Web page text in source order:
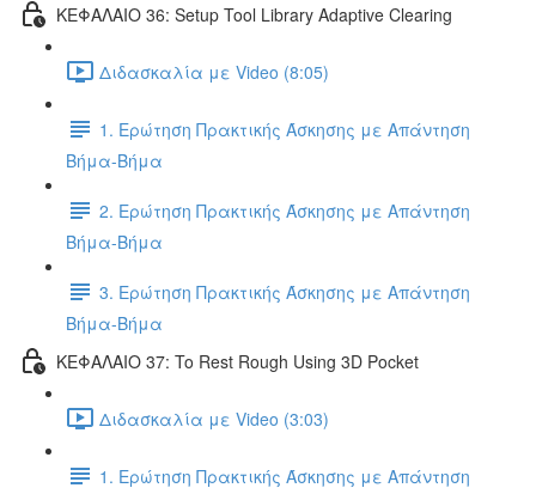
ΚΕΦΑΛΑΙΟ 36: Setup Tool Library Adaptive Clearing
Διδασκαλία με Video (8:05)
1. Ερώτηση Πρακτικής Άσκησης με Απάντηση
Βήμα-Βήμα
2. Ερώτηση Πρακτικής Άσκησης με Απάντηση
Βήμα-Βήμα
3. Ερώτηση Πρακτικής Άσκησης με Απάντηση
Βήμα-Βήμα
ΚΕΦΑΛΑΙΟ 37: To Rest Rough Using 3D Pocket
Διδασκαλία με Video (3:03)
1. Ερώτηση Πρακτικής Άσκησης με Απάντηση